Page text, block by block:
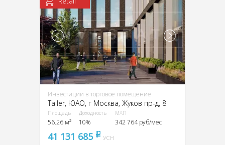
Инвестиции в торговое помещение
Taller, ЮАО, г Москва, Жуков пр-д, 8
Площадь
56.26 м²
Доходность
10%
МАП
342 764 руб/мес
41 131 685 pуб
УСН